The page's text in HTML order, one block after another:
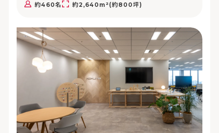
約460名 約2,640m²(約800坪)